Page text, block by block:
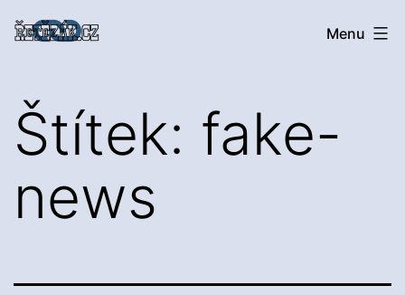
Přejít
Řetězák Menu
Štítek: fake-
news